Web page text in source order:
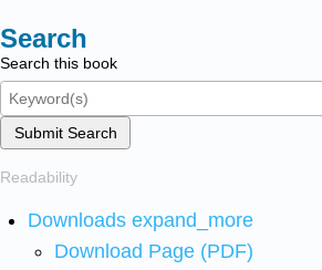
Search
Search this book
Submit Search
Readability
Downloads expand_more
Download Page (PDF)